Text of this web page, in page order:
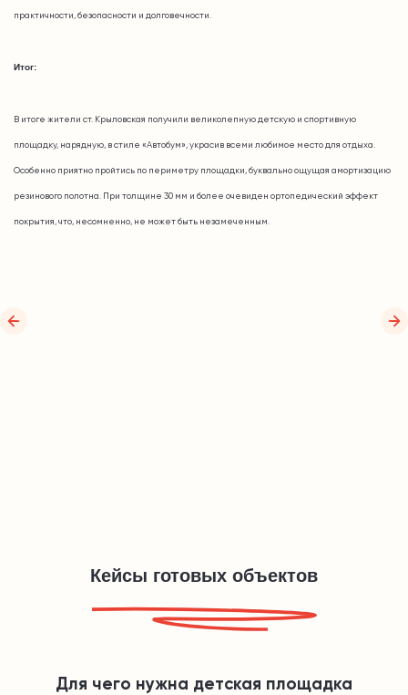
практичности, безопасности и долговечности.
Итог:
В итоге жители ст. Крыловская получили великолепную детскую и спортивную
площадку, нарядную, в стиле «Автобум», украсив всеми любимое место для отдыха.
Особенно приятно пройтись по периметру площадки, буквально ощущая амортизацию
резинового полотна. При толщине 30 мм и более очевиден ортопедический эффект
покрытия, что, несомненно, не может быть незамеченным.
Кейсы готовых объектов
Для чего нужна детская площадка